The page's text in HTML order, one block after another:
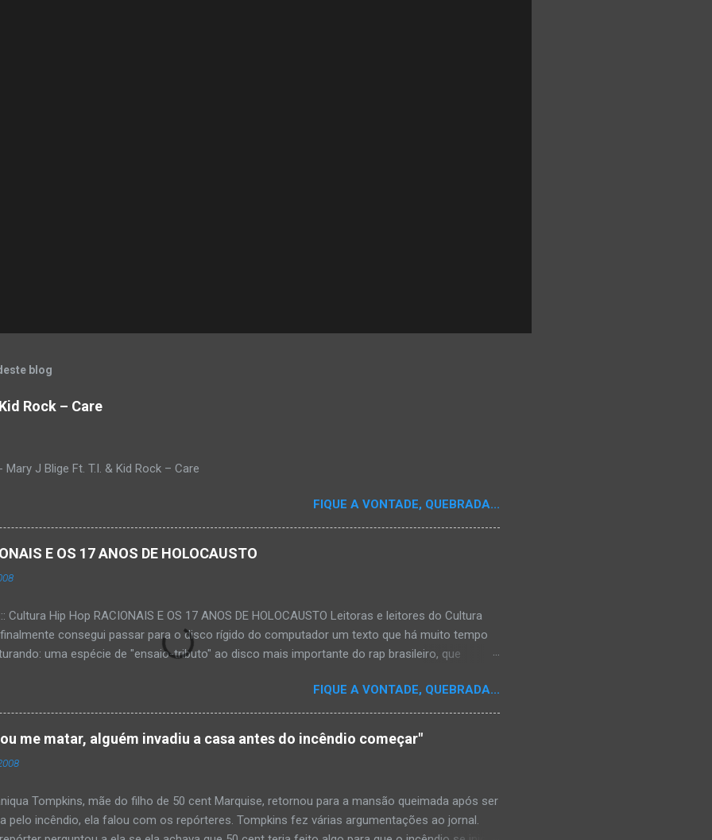
blog
Rock – Care
Mary J Blige Ft. T.I. & Kid Rock – Care
FIQUE A VONTADE, QUEBRADA...
E OS 17 ANOS DE HOLOCAUSTO
Cultura Hip Hop RACIONAIS E OS 17 ANOS DE HOLOCAUSTO Leitoras e leitores do Cultura
consegui passar para o disco rígido do computador um texto que há muito tempo
uma espécie de "ensaio-tributo" ao disco mais importante do rap brasileiro, que
costume, uma pequena digressão. É muito disseminada em nosso país a crença de que o
tem memória. Fala-se muito por aí que não cultuamos nossos antepassados nem nossa
sociocultural. No que diz respeito ao hip-hop, cabe a nós, formadores de opinião
responsáveis, tentar mudar essa trajetória de descaso e esquecimento. Assim, o sítio
Hop tornou-se mais um dos espaços de preservação e disseminação da rica história do
FIQUE A VONTADE, QUEBRADA...
me matar, alguém invadiu a casa antes do incêndio começar"
Tompkins, mãe do filho de 50 cent Marquise, retornou para a mansão queimada após ser
pelo incêndio, ela falou com os repórteres. Tompkins fez várias argumentações ao jornal.